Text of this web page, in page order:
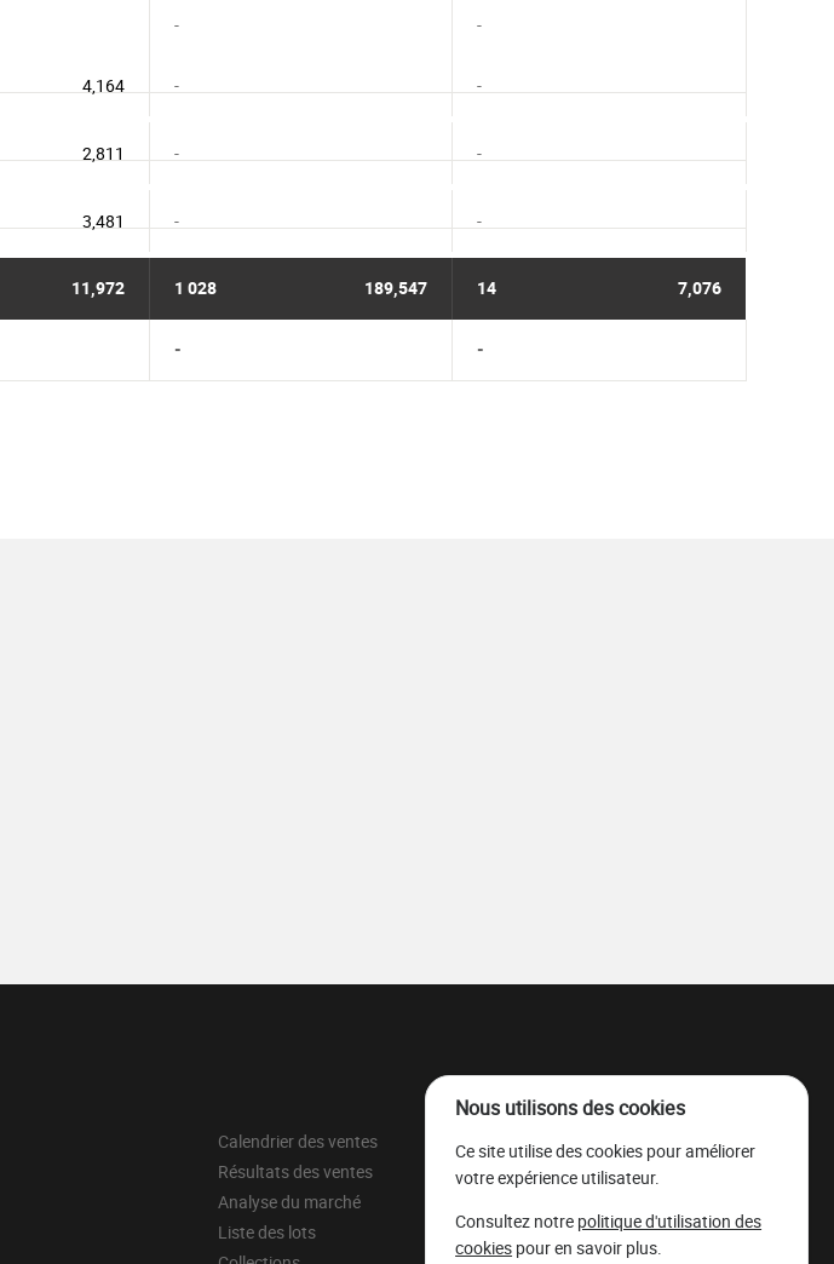
- -
- -
4,164
- -
2,811
- -
3,481
11,972 1 028 189,547 14 7,076
- -
Calendrier des ventes
Résultats des ventes
Analyse du marché
Liste des lots
À propos
Parc à grumes
Mentions légales
Nous utilisons des cookies
Ce site utilise des cookies pour améliorer
votre expérience utilisateur.
Consultez notre politique d'utilisation des
cookies pour en savoir plus.